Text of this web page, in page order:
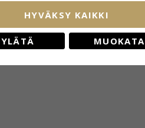
HYVÄKSY KAIKKI
MUOKATA